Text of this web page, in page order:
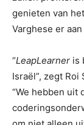
genieten van
Varghese er
“LeapLearner is
Israël”, zegt Roi
“We hebben uit